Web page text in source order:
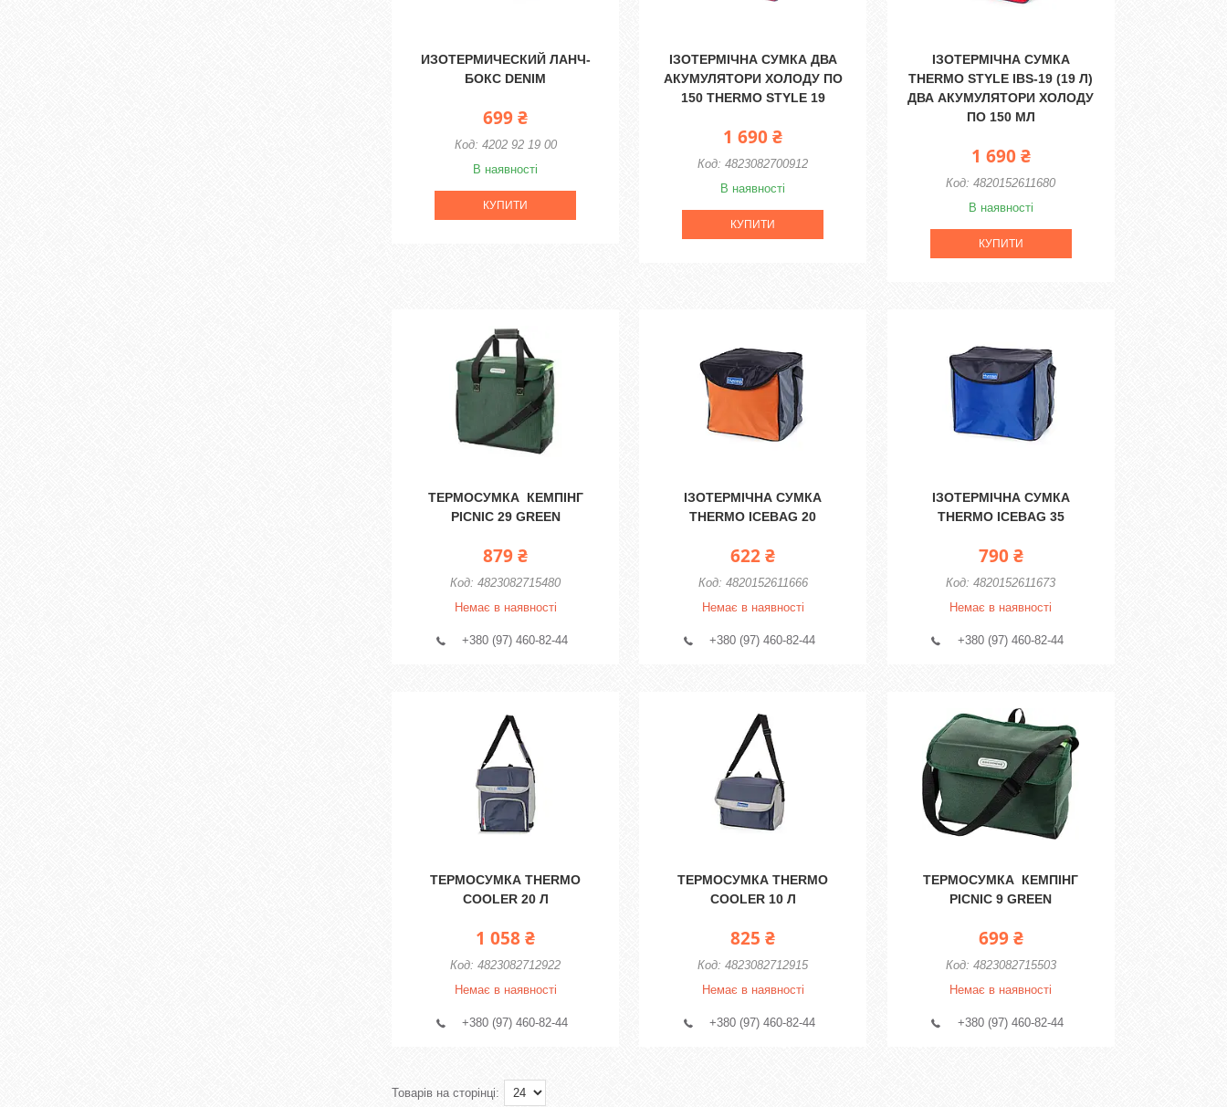
ИЗОТЕРМИЧЕСКИЙ ЛАНЧ-
БОКС DENIM
699 ₴
4202 92 19 00
В наявності
КУПИТИ
ІЗОТЕРМІЧНА СУМКА ДВА
АКУМУЛЯТОРИ ХОЛОДУ ПО
150 THERMO STYLE 19
1 690 ₴
4823082700912
В наявності
КУПИТИ
ІЗОТЕРМІЧНА СУМКА
THERMO STYLE IBS-19 (19 Л)
ДВА АКУМУЛЯТОРИ ХОЛОДУ
ПО 150 МЛ
1 690 ₴
4820152611680
В наявності
КУПИТИ
ТЕРМОСУМКА КЕМПІНГ
PICNIC 29 GREEN
879 ₴
4823082715480
Немає в наявності
+380 (97) 460-82-44
ІЗОТЕРМІЧНА СУМКА
THERMO ICEBAG 20
622 ₴
4820152611666
Немає в наявності
+380 (97) 460-82-44
ІЗОТЕРМІЧНА СУМКА
THERMO ICEBAG 35
790 ₴
4820152611673
Немає в наявності
+380 (97) 460-82-44
ТЕРМОСУМКА THERMO
COOLER 20 Л
1 058 ₴
4823082712922
Немає в наявності
+380 (97) 460-82-44
ТЕРМОСУМКА THERMO
COOLER 10 Л
825 ₴
4823082712915
Немає в наявності
+380 (97) 460-82-44
ТЕРМОСУМКА КЕМПІНГ
PICNIC 9 GREEN
699 ₴
4823082715503
Немає в наявності
+380 (97) 460-82-44